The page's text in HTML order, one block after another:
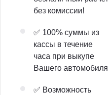
без комиссии!
✅ 100% суммы из
кассы в течение
часа при выкупе
Вашего автомобиля
✅ Возможность